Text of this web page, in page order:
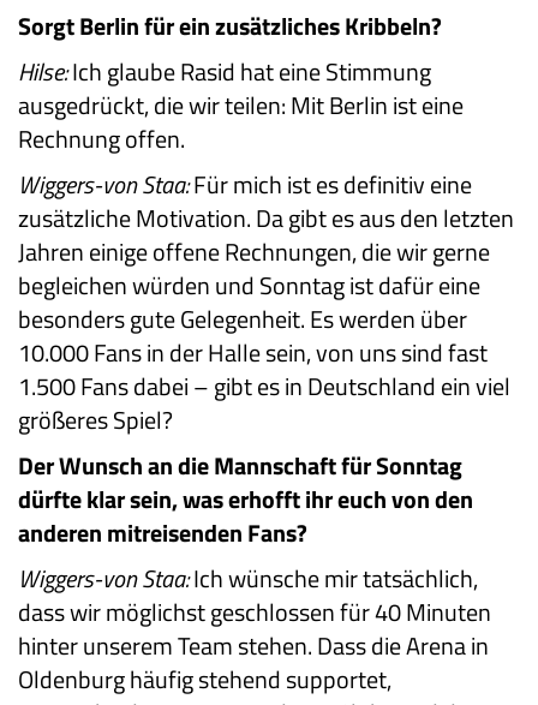
Sorgt Berlin für ein zusätzliches Kribbeln?
Hilse:Ich glaube Rasid hat eine Stimmung
ausgedrückt, die wir teilen: Mit Berlin ist eine
Rechnung offen.
Wiggers-von Staa:Für mich ist es definitiv eine
zusätzliche Motivation. Da gibt es aus den letzten
Jahren einige offene Rechnungen, die wir gerne
begleichen würden und Sonntag ist dafür eine
besonders gute Gelegenheit. Es werden über
10.000 Fans in der Halle sein, von uns sind fast
1.500 Fans dabei – gibt es in Deutschland ein viel
größeres Spiel?
Der Wunsch an die Mannschaft für Sonntag
dürfte klar sein, was erhofft ihr euch von den
anderen mitreisenden Fans?
Wiggers-von Staa:Ich wünsche mir tatsächlich,
dass wir möglichst geschlossen für 40 Minuten
hinter unserem Team stehen. Dass die Arena in
Oldenburg häufig stehend supportet,